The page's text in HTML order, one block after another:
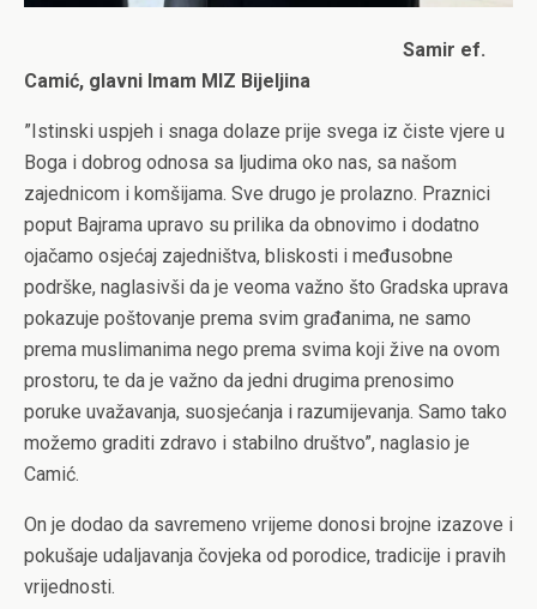
Samir ef.
Camić, glavni Imam MIZ Bijeljina
”Istinski uspjeh i snaga dolaze prije svega iz čiste vjere u
Boga i dobrog odnosa sa ljudima oko nas, sa našom
zajednicom i komšijama. Sve drugo je prolazno. Praznici
poput Bajrama upravo su prilika da obnovimo i dodatno
ojačamo osjećaj zajedništva, bliskosti i međusobne
podrške, naglasivši da je veoma važno što Gradska uprava
pokazuje poštovanje prema svim građanima, ne samo
prema muslimanima nego prema svima koji žive na ovom
prostoru, te da je važno da jedni drugima prenosimo
poruke uvažavanja, suosjećanja i razumijevanja. Samo tako
možemo graditi zdravo i stabilno društvo”, naglasio je
Camić.
On je dodao da savremeno vrijeme donosi brojne izazove i
pokušaje udaljavanja čovjeka od porodice, tradicije i pravih
vrijednosti.